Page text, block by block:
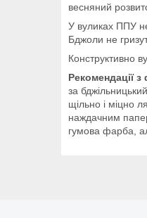
весняний
У вуликах ППУ не
Бджоли не
Конструктивно
Рекомендації
за
щільно і міцно
наждачним
гумова фарба,